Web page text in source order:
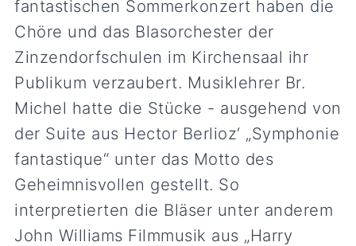
fantastischen Sommerkonzert haben die
Chöre und das Blasorchester der
Zinzendorfschulen im Kirchensaal ihr
Publikum verzaubert. Musiklehrer Br.
Michel hatte die Stücke - ausgehend von
der Suite aus Hector Berlioz‘ „Symphonie
fantastique“ unter das Motto des
Geheimnisvollen gestellt. So
interpretierten die Bläser unter anderem
John Williams Filmmusik aus „Harry